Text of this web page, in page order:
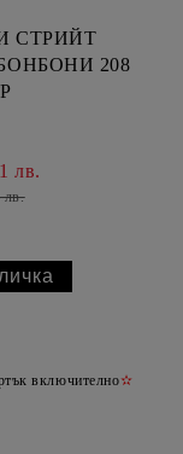
СТРИЙТ
208
лв.
лв.
включително✫